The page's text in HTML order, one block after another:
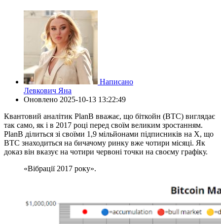
Написано
Левкович Яна
Оновлено 2025-10-13 13:22:49
Квантовий аналітик PlanB вважає, що біткойн (BTC) виглядає
так само, як і в 2017 році перед своїм великим зростанням.
PlanB ділиться зі своїми 1,9 мільйонами підписників на X, що
BTC знаходиться на бичачому ринку вже чотири місяці. Як
доказ він вказує на чотири червоні точки на своєму графіку.
«Вібрації 2017 року».